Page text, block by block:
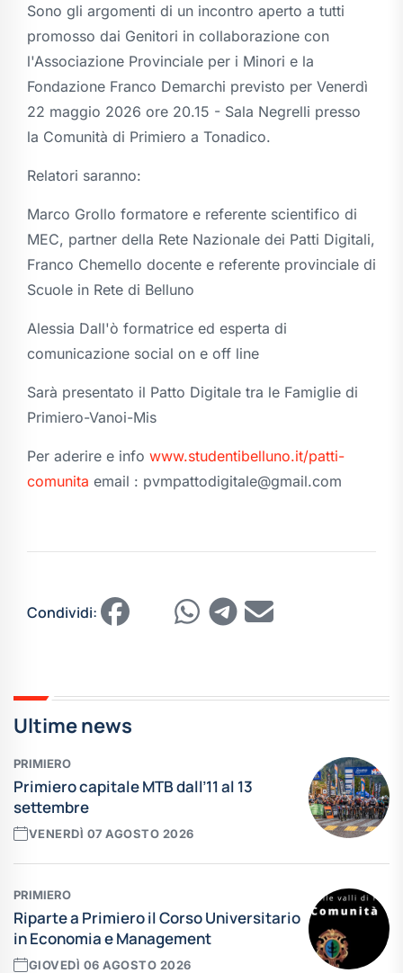
Sono gli argomenti di un incontro aperto a tutti
promosso dai Genitori in collaborazione con
l'Associazione Provinciale per i Minori e la
Fondazione Franco Demarchi previsto per Venerdì
22 maggio 2026 ore 20.15 - Sala Negrelli presso
la Comunità di Primiero a Tonadico.
Relatori saranno:
Marco Grollo formatore e referente scientifico di
MEC, partner della Rete Nazionale dei Patti Digitali,
Franco Chemello docente e referente provinciale di
Scuole in Rete di Belluno
Alessia Dall'ò formatrice ed esperta di
comunicazione social on e off line
Sarà presentato il Patto Digitale tra le Famiglie di
Primiero-Vanoi-Mis
Per aderire e info www.studentibelluno.it/patti-
comunita email : pvmpattodigitale@gmail.com
Condividi:
Ultime news
PRIMIERO
Primiero capitale MTB dall’11 al 13
settembre
VENERDÌ 07 AGOSTO 2026
PRIMIERO
Riparte a Primiero il Corso Universitario
in Economia e Management
GIOVEDÌ 06 AGOSTO 2026